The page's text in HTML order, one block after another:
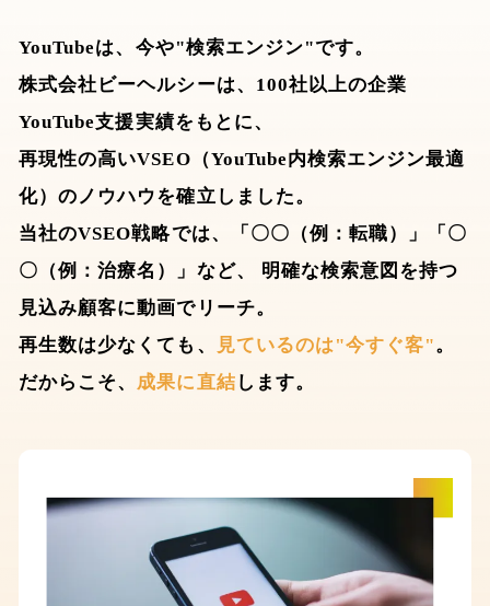
YouTubeは、今や"検索エンジン"です。
株式会社ビーヘルシーは、100社以上の企業
YouTube支援実績をもとに、
再現性の高いVSEO（YouTube内検索エンジン最適
化）のノウハウを確立しました。
当社のVSEO戦略では、「〇〇（例：転職）」「〇
〇（例：治療名）」など、 明確な検索意図を持つ
見込み顧客に動画でリーチ。
再生数は少なくても、
見ているのは"今すぐ客"。
だからこそ、 成果に直結 します。